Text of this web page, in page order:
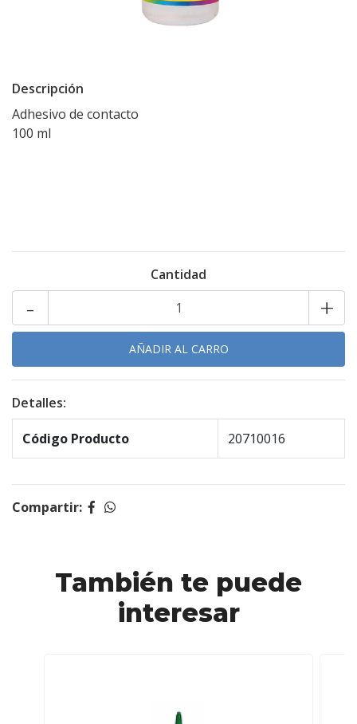
Descripción
Adhesivo de contacto
100 ml
Cantidad
+
-
Detalles:
Código Producto 20710016
Compartir:
También te puede
interesar